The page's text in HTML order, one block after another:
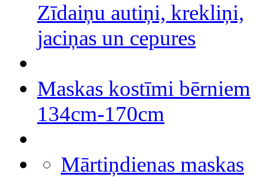
Zīdaiņu autiņi, krekliņi,
jaciņas un cepures
Maskas kostīmi bērniem
134cm-170cm
Mārtiņdienas maskas